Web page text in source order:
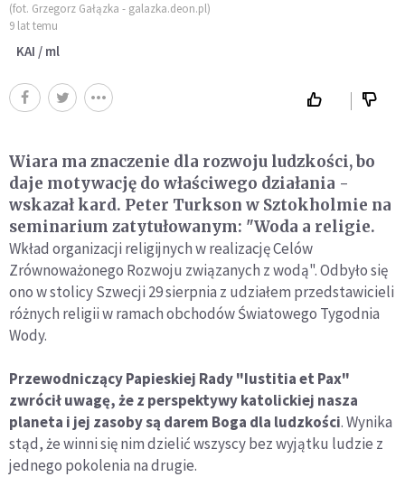
(fot. Grzegorz Gałązka - galazka.deon.pl)
9 lat temu
KAI / ml
Wiara ma znaczenie dla rozwoju ludzkości, bo
daje motywację do właściwego działania -
wskazał kard. Peter Turkson w Sztokholmie na
seminarium zatytułowanym: "Woda a religie.
Wkład organizacji religijnych w realizację Celów
Zrównoważonego Rozwoju związanych z wodą". Odbyło się
ono w stolicy Szwecji 29 sierpnia z udziałem przedstawicieli
różnych religii w ramach obchodów Światowego Tygodnia
Wody.
Przewodniczący Papieskiej Rady "Iustitia et Pax"
zwrócił uwagę, że z perspektywy katolickiej nasza
planeta i jej zasoby są darem Boga dla ludzkości. Wynika
stąd, że winni się nim dzielić wszyscy bez wyjątku ludzie z
jednego pokolenia na drugie.